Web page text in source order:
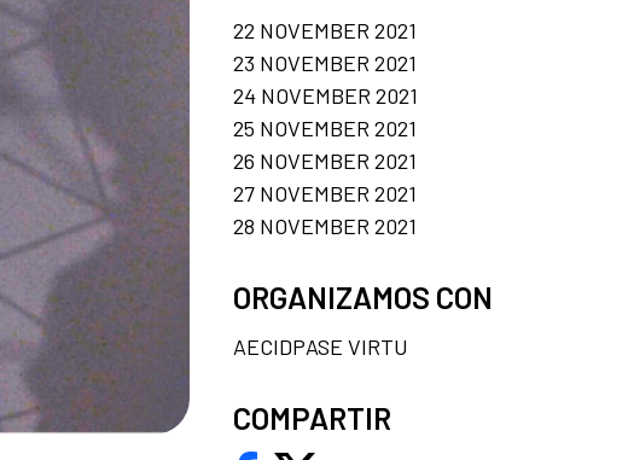
22 NOVEMBER 2021
23 NOVEMBER 2021
24 NOVEMBER 2021
25 NOVEMBER 2021
26 NOVEMBER 2021
27 NOVEMBER 2021
28 NOVEMBER 2021
ORGANIZAMOS CON
AECIDPASE VIRTU
COMPARTIR